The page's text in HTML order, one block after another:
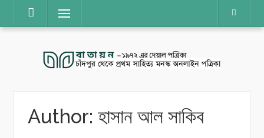
content
Menu
Author: হাসান আল সাকিব